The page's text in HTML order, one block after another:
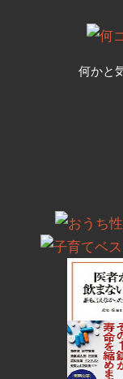
何かと